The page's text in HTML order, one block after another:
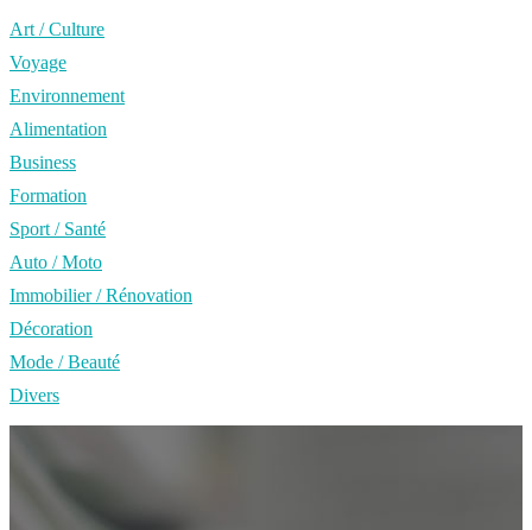
Art / Culture
Voyage
Environnement
Alimentation
Business
Formation
Sport / Santé
Auto / Moto
Immobilier / Rénovation
Décoration
Mode / Beauté
Divers